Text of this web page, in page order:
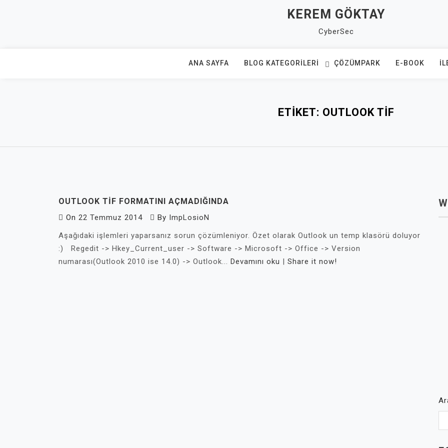
KEREM GÖKTAY
CyberSec
ANA SAYFA BLOG KATEGORILERI ÇÖZÜMPARK E-BOOK
ETIKET: OUTLOOK TIF
OUTLOOK TIF FORMATINI AÇMADIĞINDA
On 22 Temmuz 2014 By ImpLosioN
Aşağıdaki işlemleri yaparsanız sorun çözümleniyor. Özet olarak Outlook un temp klasörü doluyor
:) Regedit -> Hkey_Current_user -> Software -> Microsoft -> Office -> Version
numarası(Outlook 2010 ise 14.0) -> Outlook... Devamını oku | Share it now!